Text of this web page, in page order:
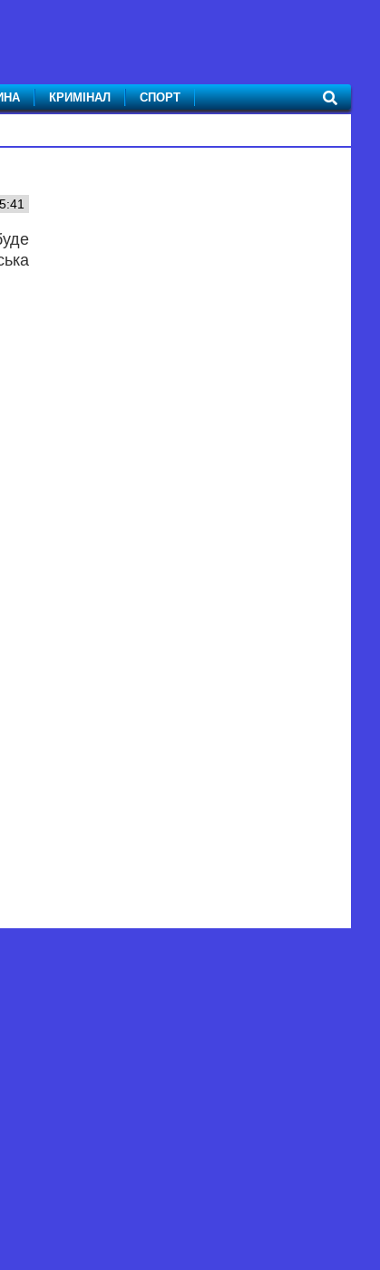
КРИМІНАЛ СПОРТ